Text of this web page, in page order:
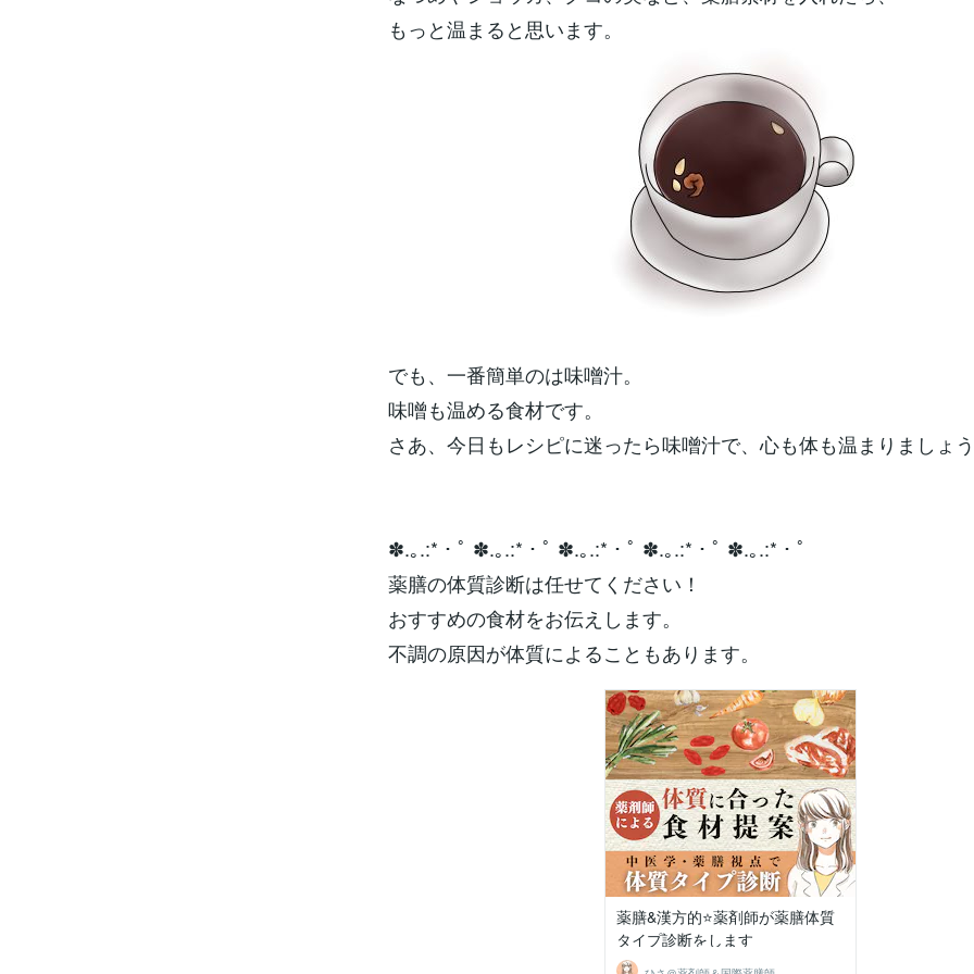
もっと温まると思います。
でも、一番簡単のは味噌汁。
味噌も温める食材です。
さあ、今日もレシピに迷ったら味噌汁で、心も体も温まりましょ
✽.｡.:*・ﾟ ✽.｡.:*・ﾟ ✽.｡.:*・ﾟ ✽.｡.:*・ﾟ ✽.｡.:*・ﾟ
薬膳の体質診断は任せてください！
おすすめの食材をお伝えします。
不調の原因が体質によることもあります。
薬膳&漢方的⭐️薬剤師が薬膳体質
タイプ診断をします